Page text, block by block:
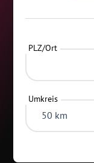
PLZ/Ort
Umkreis
50 km